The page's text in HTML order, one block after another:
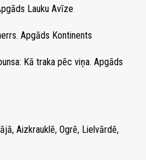
Lauku Avīze
Apgāds Kontinents
Kā traka pēc viņa. Apgāds
Aizkrauklē, Ogrē, Lielvārdē,